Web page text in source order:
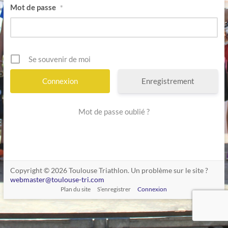
Mot de passe *
Se souvenir de moi
Enregistrement
Mot de passe oublié ?
Copyright © 2026 Toulouse Triathlon. Un problème sur le site ?
webmaster@toulouse-tri.com
Plan du site S’enregistrer Connexion